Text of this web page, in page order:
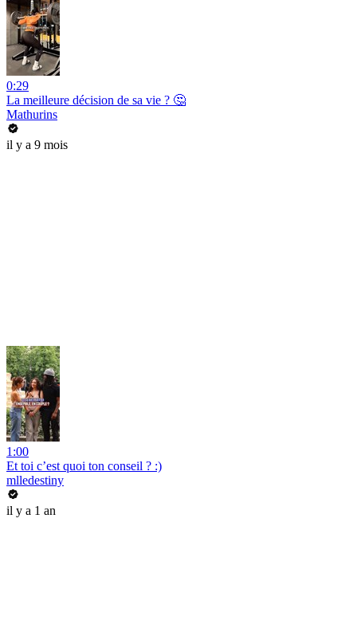
0:29
La meilleure décision de sa vie ? 🤔
Mathurins
il y a 9 mois
1:00
Et toi c’est quoi ton conseil ? :)
mlledestiny
il y a 1 an